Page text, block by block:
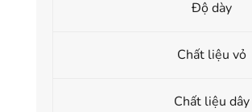
Độ dày
Chất liệu vỏ
Chất liệu dây